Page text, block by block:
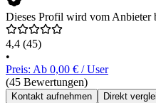
Dieses Profil wird vom Anbieter
4,4 (45)
•
Preis: Ab 0,00 € / User
(45 Bewertungen)
Kontakt aufnehmen Direkt